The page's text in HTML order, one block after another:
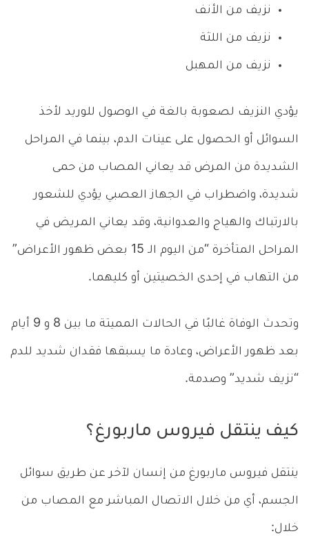
نزيف من الأنف
نزيف من اللثة
نزيف من المهبل
يؤدي النزيف لصعوبة بالغة في الوصول للوريد لأخذ
السوائل أو الحصول على عينات الدم، بينما في المراحل
الشديدة من المرض قد يعاني المصاب من حمى
شديدة، واضطراب في الجهاز العصبي يؤدي للشعور
بالارتباك والهياج والعدوانية، وقد يعاني المريض في
المراحل المتأخرة “من اليوم الـ 15 بعض ظهور الأعراض”
من التهاب في إحدى الخصيتين أو كليهما.
وتحدث الوفاة غالبًا في الحالات المميتة ما بين 8 و 9 أيام
بعد ظهور الأعراض، وعادة ما يسبقها فقدان شديد للدم
“نزيف شديد” وصدمة.
كيف ينتقل فيروس ماربورغ؟
ينتقل فيروس ماربورغ من إنسان لآخر عن طريق سوائل
الجسم، أي من خلال الاتصال المباشر مع المصاب من
خلال: